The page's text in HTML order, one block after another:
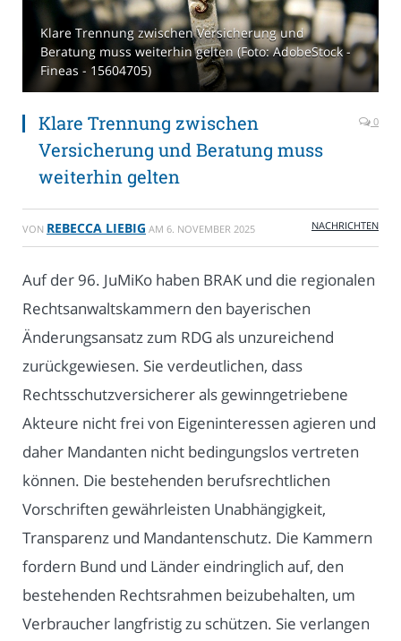
Klare Trennung zwischen Versicherung und
Beratung muss weiterhin gelten (Foto: AdobeStock -
Fineas - 15604705)
Klare Trennung zwischen
Versicherung und Beratung muss
weiterhin gelten
0
VON REBECCA LIEBIG AM 6. NOVEMBER 2025 NACHRICHTEN
Auf der 96. JuMiKo haben BRAK und die regionalen
Rechtsanwaltskammern den bayerischen
Änderungsansatz zum RDG als unzureichend
zurückgewiesen. Sie verdeutlichen, dass
Rechtsschutzversicherer als gewinngetriebene
Akteure nicht frei von Eigeninteressen agieren und
daher Mandanten nicht bedingungslos vertreten
können. Die bestehenden berufsrechtlichen
Vorschriften gewährleisten Unabhängigkeit,
Transparenz und Mandantenschutz. Die Kammern
fordern Bund und Länder eindringlich auf, den
bestehenden Rechtsrahmen beizubehalten, um
Verbraucher langfristig zu schützen. Sie verlangen